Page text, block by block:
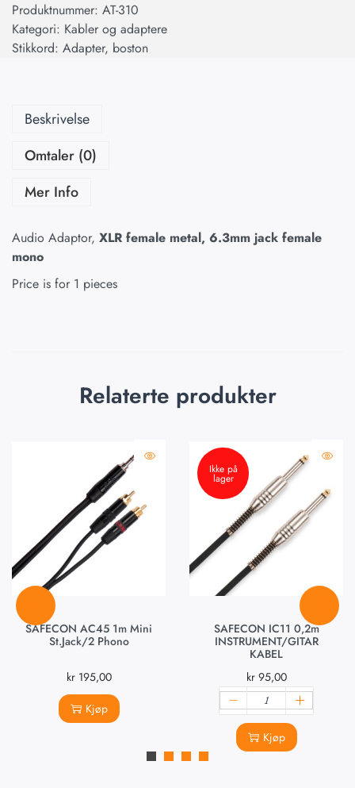
Produktnummer: AT-310
Kategori: Kabler og adaptere
Stikkord: Adapter, boston
Beskrivelse
Omtaler (0)
Mer Info
Audio Adaptor, XLR female metal, 6.3mm jack female
mono
Price is for 1 pieces
Relaterte produkter
SAFECON AC45 1m Mini
St.Jack/2 Phono
kr195,00
Kjøp
Ikke på
lager
SAFECON IC11 0,2m
INSTRUMENT/GITAR
KABEL
kr95,00
Kjøp